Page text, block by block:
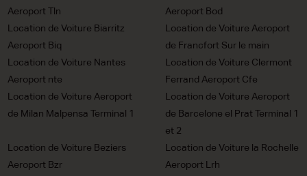
Aeroport Tln
Aeroport Bod
Location de Voiture Biarritz
Aeroport Biq
Location de Voiture Aeroport
de Francfort Sur le main
Location de Voiture Nantes
Aeroport nte
Location de Voiture Clermont
Ferrand Aeroport Cfe
Location de Voiture Aeroport
de Milan Malpensa Terminal 1
Location de Voiture Aeroport
de Barcelone el Prat Terminal 1
et 2
Location de Voiture Beziers
Aeroport Bzr
Location de Voiture la Rochelle
Aeroport Lrh